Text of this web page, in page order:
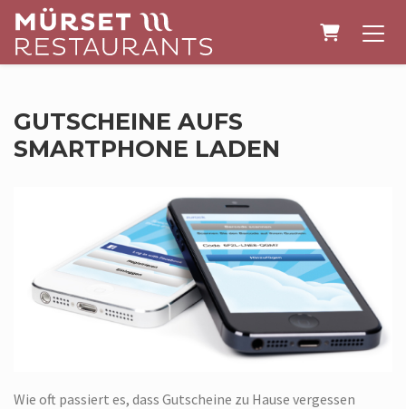
GUTSCHEINE AUFS
SMARTPHONE LADEN
Wie oft passiert es, dass Gutscheine zu Hause vergessen